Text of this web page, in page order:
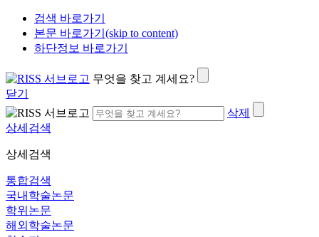
검색 바로가기
본문 바로가기(skip to content)
하단정보 바로가기
무엇을 찾고 계세요?
닫기
삭제
상세검색
상세검색
통합검색
국내학술논문
학위논문
해외학술논문